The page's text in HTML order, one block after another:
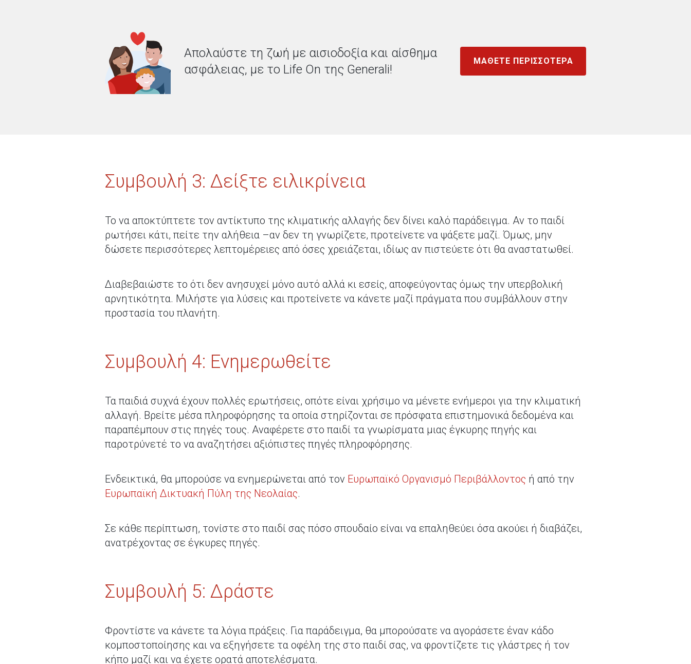
Απολαύστε τη ζωή με αισιοδοξία και αίσθημα
ασφάλειας, με το Life On της Generali!
ΜΑΘΕΤΕ ΠΕΡΙΣΣΟΤΕΡΑ
Συμβουλή 3: Δείξτε ειλικρίνεια
Το να αποκτύπτετε τον αντίκτυπο της κλιματικής αλλαγής δεν δίνει καλό παράδειγμα. Αν το παιδί
ρωτήσει κάτι, πείτε την αλήθεια –αν δεν τη γνωρίζετε, προτείνετε να ψάξετε μαζί. Όμως, μην
δώσετε περισσότερες λεπτομέρειες από όσες χρειάζεται, ιδίως αν πιστεύετε ότι θα αναστατωθεί.
Διαβεβαιώστε το ότι δεν ανησυχεί μόνο αυτό αλλά κι εσείς, αποφεύγοντας όμως την υπερβολική
αρνητικότητα. Μιλήστε για λύσεις και προτείνετε να κάνετε μαζί πράγματα που συμβάλλουν στην
προστασία του πλανήτη.
Συμβουλή 4: Ενημερωθείτε
Τα παιδιά συχνά έχουν πολλές ερωτήσεις, οπότε είναι χρήσιμο να μένετε ενήμεροι για την κλιματική
αλλαγή. Βρείτε μέσα πληροφόρησης τα οποία στηρίζονται σε πρόσφατα επιστημονικά δεδομένα και
παραπέμπουν στις πηγές τους. Αναφέρετε στο παιδί τα γνωρίσματα μιας έγκυρης πηγής και
παροτρύνετέ το να αναζητήσει αξιόπιστες πηγές πληροφόρησης.
Ενδεικτικά, θα μπορούσε να ενημερώνεται από τον Ευρωπαϊκό Οργανισμό Περιβάλλοντος ή από την
Ευρωπαϊκή Δικτυακή Πύλη της Νεολαίας.
Σε κάθε περίπτωση, τονίστε στο παιδί σας πόσο σπουδαίο είναι να επαληθεύει όσα ακούει ή διαβάζει,
ανατρέχοντας σε έγκυρες πηγές.
Συμβουλή 5: Δράστε
Φροντίστε να κάνετε τα λόγια πράξεις. Για παράδειγμα, θα μπορούσατε να αγοράσετε έναν κάδο
κομποστοποίησης και να εξηγήσετε τα οφέλη της στο παιδί σας, να φροντίζετε τις γλάστρες ή τον
κήπο μαζί και να έχετε ορατά αποτελέσματα.